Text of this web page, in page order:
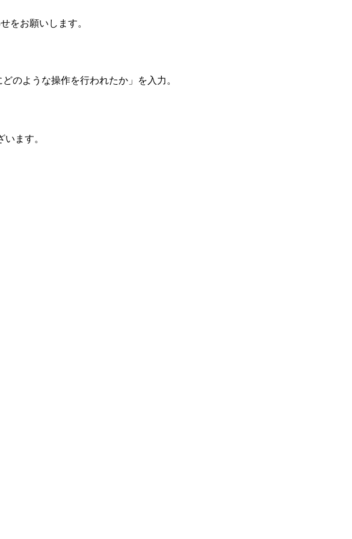
をお願いします。
のような操作を行われたか」を入力。
ます。